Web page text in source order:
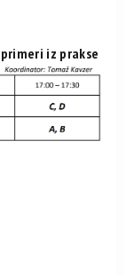
primeri iz prakse